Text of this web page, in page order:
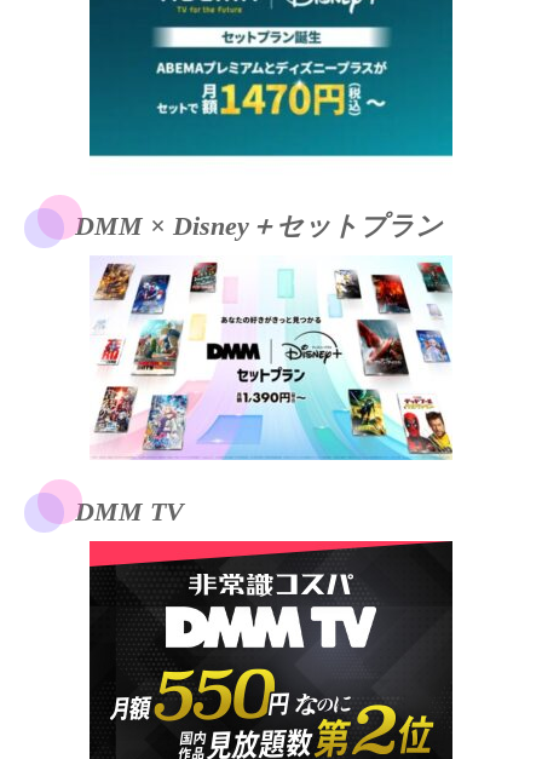
DMM × Disney＋セットプラン
DMM TV